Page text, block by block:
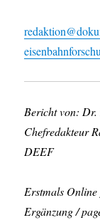
Bericht von:
Chefredakteur
DEEF
Erstmals
Ergänzung /